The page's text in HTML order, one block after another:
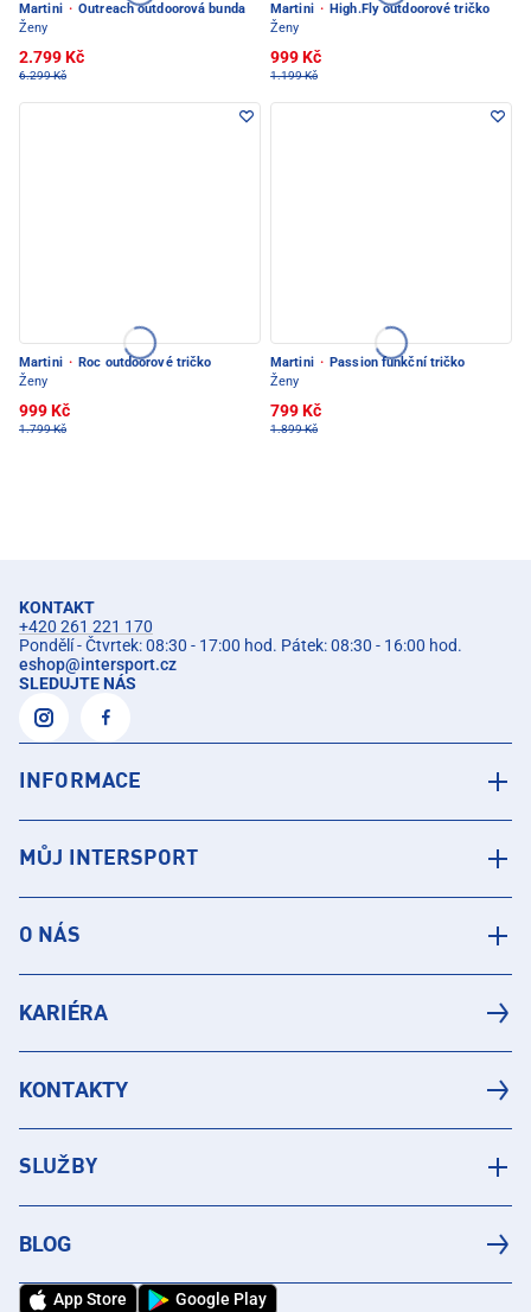
Martini · Outreach outdoorová bunda
Ženy
2.799 Kč
6.299 Kč
Martini · High.Fly outdoorové tričko
Ženy
999 Kč
1.199 Kč
Martini · Roc outdoorové tričko
Ženy
999 Kč
1.799 Kč
Martini · Passion funkční tričko
Ženy
799 Kč
1.899 Kč
KONTAKT
+420 261 221 170
Pondělí - Čtvrtek: 08:30 - 17:00 hod. Pátek: 08:30 - 16:00 hod.
eshop@intersport.cz
SLEDUJTE NÁS
INFORMACE
MŮJ INTERSPORT
O NÁS
KARIÉRA
KONTAKTY
SLUŽBY
BLOG
App Store Google Play